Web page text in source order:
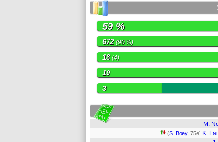
59 %
672(90 %)
18(4)
10
3
M.
(S. Boey, 75e) K.